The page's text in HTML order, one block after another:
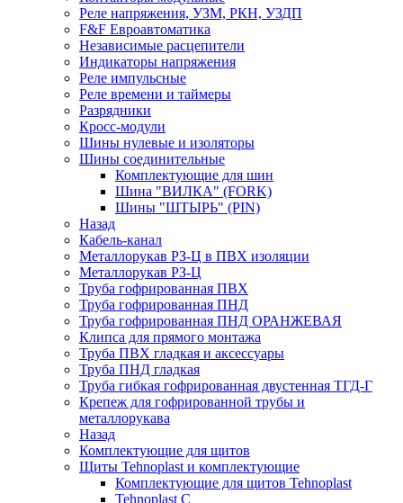
Реле напряжения, УЗМ, РКН, УЗДП
F&F Евроавтоматика
Независимые расцепители
Индикаторы напряжения
Реле импульсные
Реле времени и таймеры
Разрядники
Кросс-модули
Шины нулевые и изоляторы
Шины соединительные
Комплектующие для шин
Шина "ВИЛКА" (FORK)
Шины "ШТЫРЬ" (PIN)
Назад
Кабель-канал
Металлорукав РЗ-Ц в ПВХ изоляции
Металлорукав РЗ-Ц
Труба гофрированная ПВХ
Труба гофрированная ПНД
Труба гофрированная ПНД ОРАНЖЕВАЯ
Клипса для прямого монтажа
Труба ПВХ гладкая и аксессуары
Труба ПНД гладкая
Труба гибкая гофрированная двустенная ТГД-Г
Крепеж для гофрированной трубы и
металлорукава
Назад
Комплектующие для щитов
Щиты Tehnoplast и комплектующие
Комплектующие для щитов Tehnoplast
Tehnoplast C